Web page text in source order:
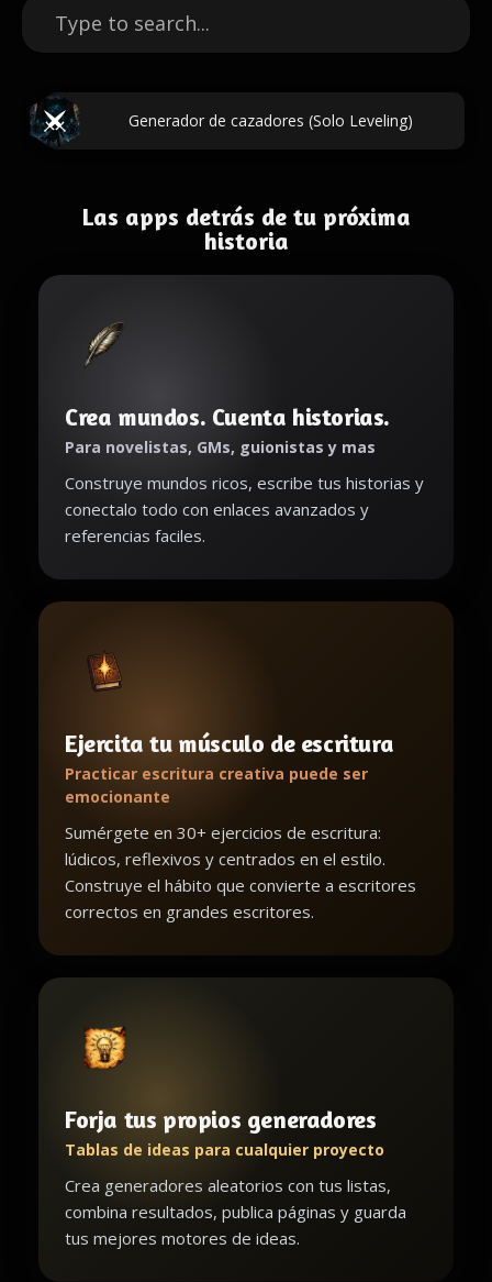
Generador de cazadores (Solo Leveling)
Las apps detrás de tu próxima
historia
Crea mundos. Cuenta historias.
Para novelistas, GMs, guionistas y mas
Construye mundos ricos, escribe tus historias y
conectalo todo con enlaces avanzados y
referencias faciles.
Ejercita tu músculo de escritura
Practicar escritura creativa puede ser
emocionante
Sumérgete en 30+ ejercicios de escritura:
lúdicos, reflexivos y centrados en el estilo.
Construye el hábito que convierte a escritores
correctos en grandes escritores.
Forja tus propios generadores
Tablas de ideas para cualquier proyecto
Crea generadores aleatorios con tus listas,
combina resultados, publica páginas y guarda
tus mejores motores de ideas.